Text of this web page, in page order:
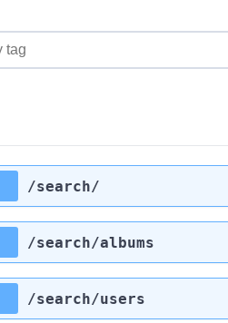
/search/
/search/albums
/search/users